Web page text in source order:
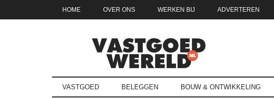
HOME OVER ONS WERKEN BIJ ADVERTEREN
vastgoedwereld.nl
VASTGOED BELEGGEN BOUW & ONTWIKKELING